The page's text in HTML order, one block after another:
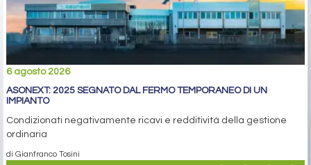
6 agosto 2026
ASONEXT: 2025 SEGNATO DAL FERMO TEMPORANEO DI UN
IMPIANTO
Condizionati negativamente ricavi e redditività della gestione
ordinaria
di Gianfranco Tosini